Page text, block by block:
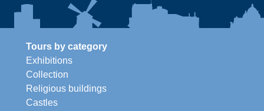
Tours by category
Exhibitions
Collection
Religious buildings
Castles